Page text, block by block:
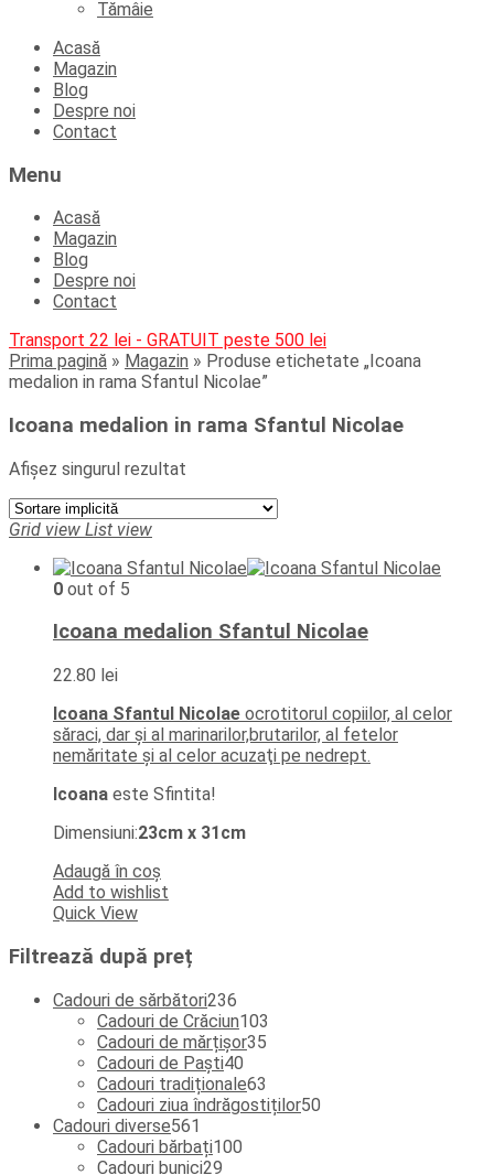
Tămâie
Skip
content
Acasă
Magazin
Blog
Despre noi
Contact
Menu
Acasă
Magazin
Blog
Despre noi
Contact
Transport 22 lei - GRATUIT peste 500 lei
Prima pagină » Magazin » Produse etichetate „Icoana
medalion in rama Sfantul Nicolae”
Icoana medalion in rama Sfantul Nicolae
Afișez singurul rezultat
Grid view List view
0 out of 5
Icoana medalion Sfantul Nicolae
22.80 lei
Icoana Sfantul Nicolae ocrotitorul copiilor, al celor
săraci, dar şi al marinarilor,brutarilor, al fetelor
nemăritate şi al celor acuzaţi pe nedrept.
Icoana este Sfintita!
Dimensiuni:23cm x 31cm
Adaugă în coș
Add to wishlist
Quick View
Filtrează după preț
Cadouri de sărbători236
de
produse
Cadouri de Crăciun103
Cadouri de mărțișor35
Cadouri de Paști40
de
produse
Cadouri tradiționale63
de
Cadouri ziua îndrăgostiților50
Cadouri diverse561
de
produse
Cadouri bărbați100
Cadouri bunici29